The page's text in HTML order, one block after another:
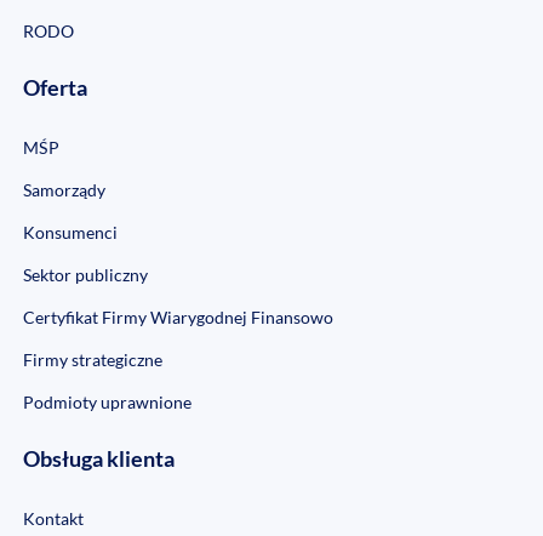
RODO
Oferta
MŚP
Samorządy
Konsumenci
Sektor publiczny
Certyfikat Firmy Wiarygodnej Finansowo
Firmy strategiczne
Podmioty uprawnione
Obsługa klienta
Kontakt